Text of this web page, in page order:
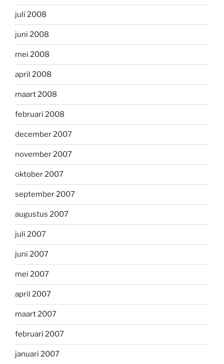
juli 2008
juni 2008
mei 2008
april 2008
maart 2008
februari 2008
december 2007
november 2007
oktober 2007
september 2007
augustus 2007
juli 2007
juni 2007
mei 2007
april 2007
maart 2007
februari 2007
januari 2007